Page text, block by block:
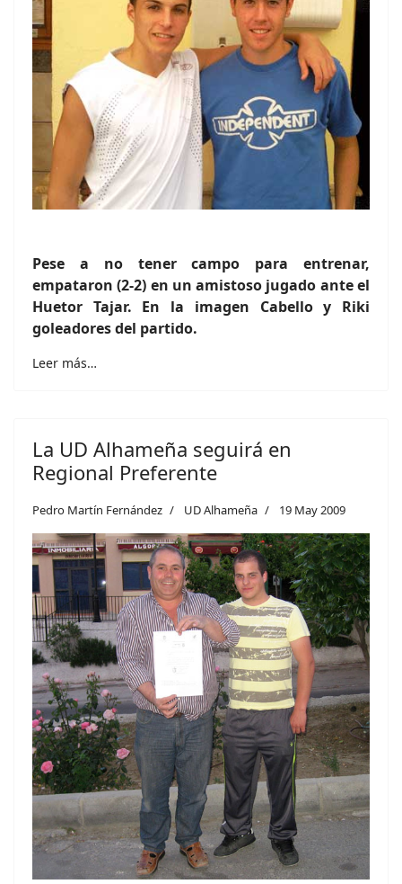
Pese a no tener campo para entrenar,
empataron (2-2) en un amistoso jugado ante el
Huetor Tajar. En la imagen Cabello y Riki
goleadores del partido.
Leer más…
La UD Alhameña seguirá en
Regional Preferente
Pedro Martín Fernández UD Alhameña 19 May 2009